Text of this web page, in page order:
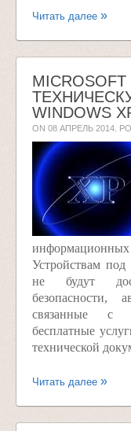
Читать далее
WINDOWS
ON 08 АПРЕЛЬ 2014 .
информационных
Устройствам
не будут
безопасности,
связанные с
бесплатные
технической
Читать далее